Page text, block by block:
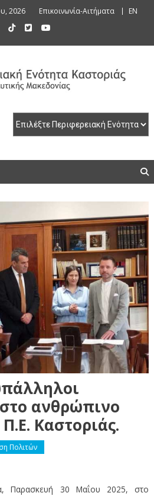
2026 Επικοινωνία-Αιτήματα EN
ανθρώπινο
Καστοριάς.
Πολιτών
Παρασκευή 30 Μαΐου 2025, στο